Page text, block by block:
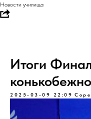
Новости училища
Итоги
2025-03-09 22:09